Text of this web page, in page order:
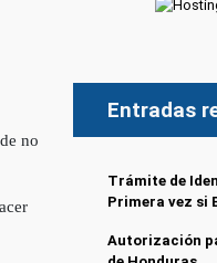
no
Entradas
Trámite de
Primera vez si
Autorización